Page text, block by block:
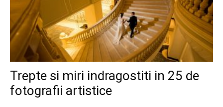
Trepte si miri indragostiti in 25 de
fotografii artistice